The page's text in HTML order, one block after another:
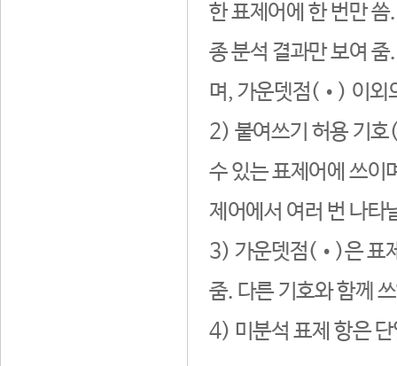
한 표제어에 한 번만
종 분석 결과만 보여
며, 가운뎃점(•) 이외
2) 붙여쓰기 허용 기호
수 있는 표제어에 쓰이
제어에서 여러 번 나타
3) 가운뎃점(•)은 표
줌. 다른 기호와 함께
4) 미분석 표제 항은